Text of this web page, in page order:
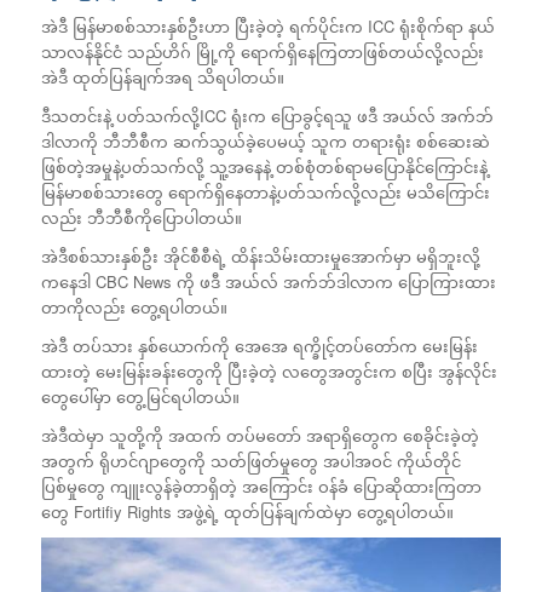
အဲဒီ မြန်မာစစ်သားနှစ်ဦးဟာ ပြီးခဲ့တဲ့ ရက်ပိုင်းက ICC ရုံးစိုက်ရာ နယ်
သာလန်နိုင်ငံ သည်ဟိဂ် မြို့ကို ရောက်ရှိနေကြတာဖြစ်တယ်လို့လည်း
အဲဒီ ထုတ်ပြန်ချက်အရ သိရပါတယ်။
ဒီသတင်းနဲ့ ပတ်သက်လို့ICC ရုံးက ပြောခွင့်ရသူ ဖဒီ အယ်လ် အက်ဘ်
ဒါလာကို ဘီဘီစီက ဆက်သွယ်ခဲ့ပေမယ့် သူက တရားရုံး စစ်ဆေးဆဲ
ဖြစ်တဲ့အမှုနဲ့ပတ်သက်လို့ သူ့အနေနဲ့ တစ်စုံတစ်ရာမပြောနိုင်ကြောင်းနဲ့
မြန်မာစစ်သားတွေ ရောက်ရှိနေတာနဲ့ပတ်သက်လို့လည်း မသိကြောင်း
လည်း ဘီဘီစီကိုပြောပါတယ်။
အဲဒီစစ်သားနှစ်ဦး အိုင်စီစီရဲ့ ထိန်းသိမ်းထားမှုအောက်မှာ မရှိဘူးလို့
ကနေဒါ CBC News ကို ဖဒီ အယ်လ် အက်ဘ်ဒါလာက ပြောကြားထား
တာကိုလည်း တွေ့ရပါတယ်။
အဲဒီ တပ်သား နှစ်ယောက်ကို အေအေ ရက္ခိုင့်တပ်တော်က မေးမြန်း
ထားတဲ့ မေးမြန်းခန်းတွေကို ပြီးခဲ့တဲ့ လတွေအတွင်းက စပြီး အွန်လိုင်း
တွေပေါ်မှာ တွေ့မြင်ရပါတယ်။
အဲဒီထဲမှာ သူတို့ကို အထက် တပ်မတော် အရာရှိတွေက စေခိုင်းခဲ့တဲ့
အတွက် ရိုဟင်ဂျာတွေကို သတ်ဖြတ်မှုတွေ အပါအဝင် ကိုယ်တိုင်
ပြစ်မှုတွေ ကျူးလွန်ခဲ့တာရှိတဲ့ အကြောင်း ဝန်ခံ ပြောဆိုထားကြတာ
တွေ Fortifiy Rights အဖွဲ့ရဲ့ ထုတ်ပြန်ချက်ထဲမှာ တွေ့ရပါတယ်။